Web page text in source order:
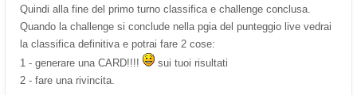
Quindi alla fine del primo turno classifica e challenge conclusa.
Quando la challenge si conclude nella pgia del punteggio live vedrai
la classifica definitiva e potrai fare 2 cose:
1 - generare una CARD!!!!
sui tuoi risultati
2 - fare una rivincita.